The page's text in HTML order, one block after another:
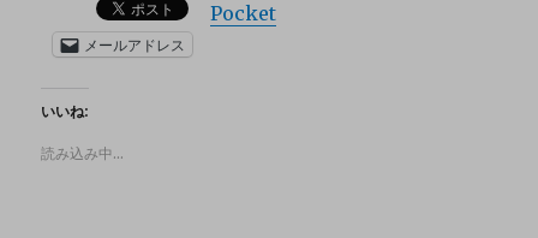
Pocket
メールアドレス
いいね:
読み込み中…